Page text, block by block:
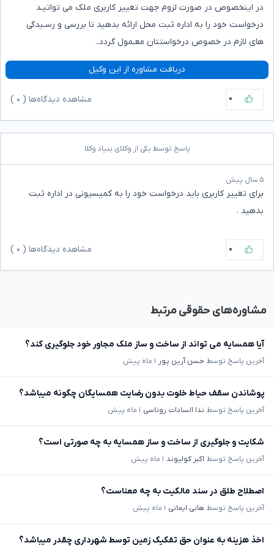
در اینخصوص در صورت لزوم جهت تغییر کاربری ملک می تواتیـد
درخواست خود را به اداره ثبت محل ارائه بدهید تا بررسی و رسـیدگی
های لازم در خصوص درخواستتان معـمول گردد..
دریافت مشاوره از این وکیل
۰ مشاهده دیدگاه‌ها ( ۰
پاسخ توسط یکی از وکلای بنیاد وکلا
۵ سال پیش
برای تغییر کاربری باید درخواست خود را به کمیسیونی در اداره ثبت
بدهید .
۰ مشاهده دیدگاه‌ها ( ۰
مشاوره‌های حقوقی مرتبط
آیا همسایه می تواند از ساخت و ساز ملک مجاور خود جلوگیری کند؟
آخرین پاسخ توسط حسن آرین پور ۱ ماه پیش
پوشاندن سقف حیاط خلوت بدون رضایت همسایگان چگونه میباشد؟
آخرین پاسخ توسط ندا السادات روناسی ۱ ماه پیش
شکایت و جلوگیری از ساخت و ساز همسایه به چه صورتی است؟
آخرین پاسخ توسط اکبر کولیوند ۱ ماه پیش
اصطلاح طلق در سند مالکیت به چه معناست؟
آخرین پاسخ توسط هانی ایمانی ۱ ماه پیش
اخذ هزینه به عنوان حق تفکیک زمین توسط شهرداری چقدر میباشد؟